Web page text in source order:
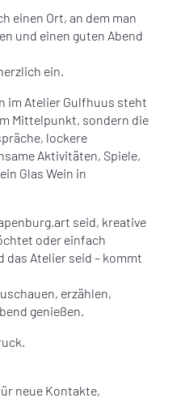
einen Ort, an dem man
und einen guten Abend
ein.
im Atelier Gulfhuus steht
Mittelpunkt, sondern die
lockere
Aktivitäten, Spiele,
Glas Wein in
seid, kreative
oder einfach
das Atelier seid – kommt
erzählen,
genießen.
neue Kontakte,